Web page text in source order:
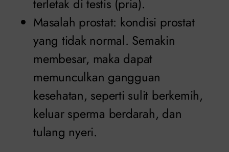
terletak di testis (pria).
Masalah prostat: kondisi prostat
yang tidak normal. Semakin
membesar, maka dapat
memunculkan gangguan
kesehatan, seperti sulit berkemih,
keluar sperma berdarah, dan
tulang nyeri.